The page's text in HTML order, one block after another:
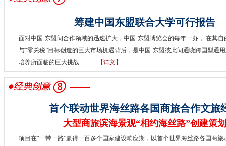
筹建中国东盟联合大学可行报告
面对中国-东盟间合作领域的迅速扩大，中国-东盟博览会的每年一办， 在其自
与“零关税”目标创造的巨大市场机遇背后，是中国-东盟彼此间通晓跨国型通
培养所面临的巨大挑战...........
【详文】
首个联动世界海丝路各国商旅合作文旅
大型商旅滨海景观“相约海丝路”创建策划
项目在“一带一路”赢得一百多个国家建设响应期，以首个世界海丝路各国商旅